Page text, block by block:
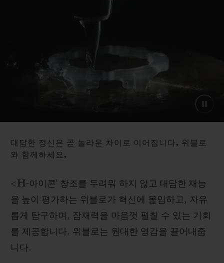
대담한 정신은 곧 놀라운 차이로 이어집니다. 위블로
와 함께하세요.
<H-아이콘' 창조를 두려워 하지 않고 대담한 재능
을 높이 평가하는 위블로가 혁신에 몰입하고, 자유
롭게 탐구하며, 잠재력을 마음껏 펼칠 수 있는 기회
를 제공합니다. 위블로는 원대한 영감을 끌어내줍
니다.